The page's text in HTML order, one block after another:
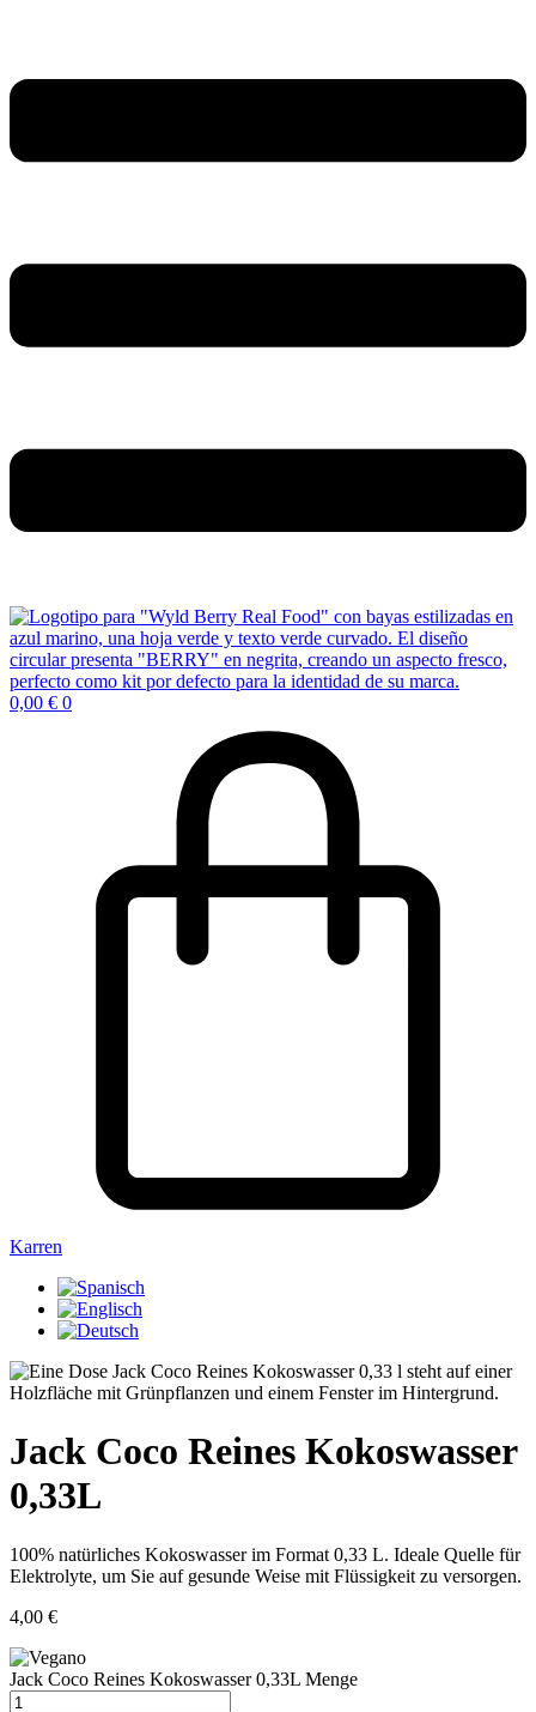
0,00 € 0
Karren
Jack Coco Reines Kokoswasser
0,33L
100% natürliches Kokoswasser im Format 0,33 L. Ideale Quelle für
Elektrolyte, um Sie auf gesunde Weise mit Flüssigkeit zu versorgen.
4,00 €
Jack Coco Reines Kokoswasser 0,33L Menge